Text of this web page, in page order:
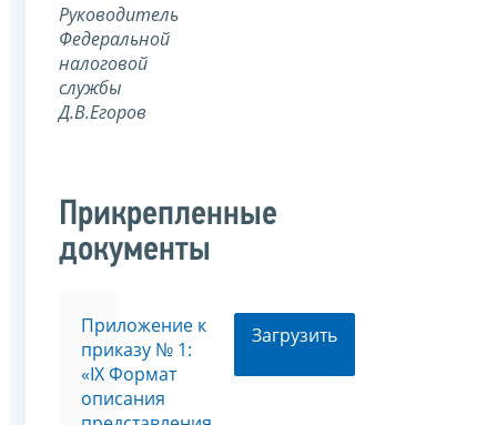
Руководитель
Федеральной
налоговой
службы
Д.В.Егоров
Прикрепленные
документы
Приложение к
приказу № 1:
«IX Формат
описания
Загрузить